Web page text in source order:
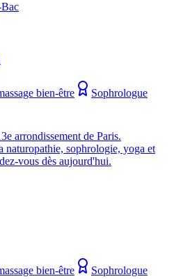
bien-être
Sophrologue
arrondissement de Paris.
naturopathie, sophrologie, yoga et
vous dès aujourd'hui.
bien-être
Sophrologue